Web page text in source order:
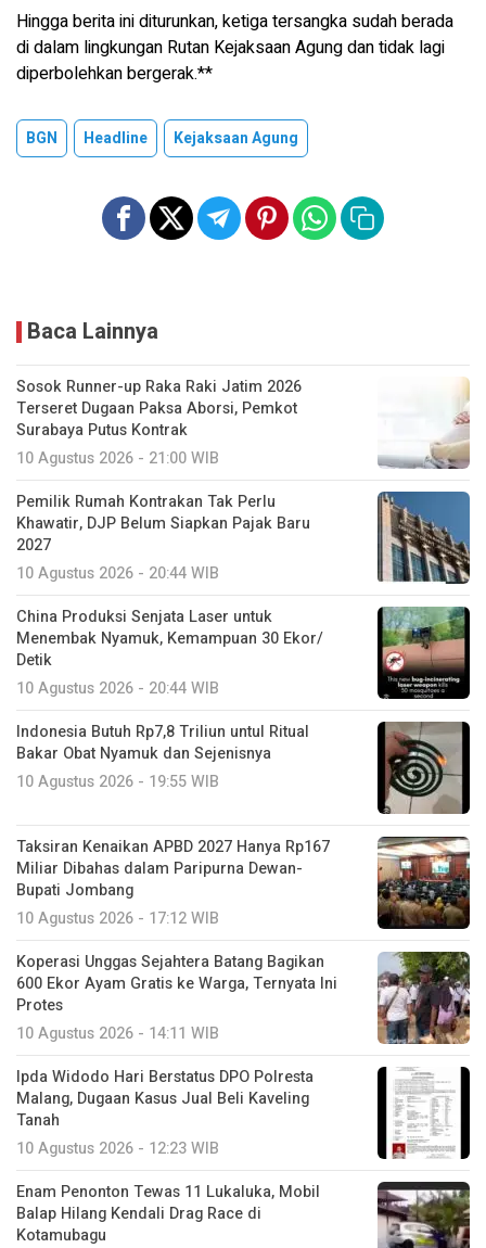
Hingga berita ini diturunkan, ketiga tersangka sudah berada
di dalam lingkungan Rutan Kejaksaan Agung dan tidak lagi
diperbolehkan bergerak.**
BGN Headline Kejaksaan Agung
Baca Lainnya
Sosok Runner-up Raka Raki Jatim 2026
Terseret Dugaan Paksa Aborsi, Pemkot
Surabaya Putus Kontrak
10 Agustus 2026 - 21:00 WIB
Pemilik Rumah Kontrakan Tak Perlu
Khawatir, DJP Belum Siapkan Pajak Baru
2027
10 Agustus 2026 - 20:44 WIB
China Produksi Senjata Laser untuk
Menembak Nyamuk, Kemampuan 30 Ekor/
Detik
10 Agustus 2026 - 20:44 WIB
Indonesia Butuh Rp7,8 Triliun untul Ritual
Bakar Obat Nyamuk dan Sejenisnya
10 Agustus 2026 - 19:55 WIB
Taksiran Kenaikan APBD 2027 Hanya Rp167
Miliar Dibahas dalam Paripurna Dewan-
Bupati Jombang
10 Agustus 2026 - 17:12 WIB
Koperasi Unggas Sejahtera Batang Bagikan
600 Ekor Ayam Gratis ke Warga, Ternyata Ini
Protes
10 Agustus 2026 - 14:11 WIB
Ipda Widodo Hari Berstatus DPO Polresta
Malang, Dugaan Kasus Jual Beli Kaveling
Tanah
10 Agustus 2026 - 12:23 WIB
Enam Penonton Tewas 11 Lukaluka, Mobil
Balap Hilang Kendali Drag Race di
Kotamubagu